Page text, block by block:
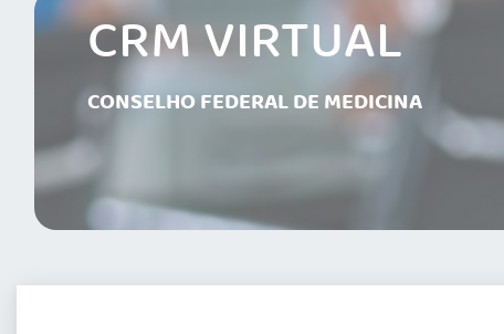
CRM VIRTUAL
CONSELHO FEDERAL DE MEDICINA